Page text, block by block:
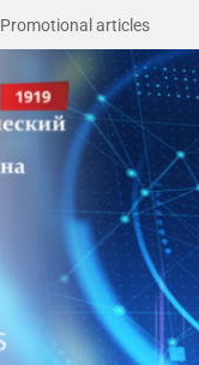
Promotional articles